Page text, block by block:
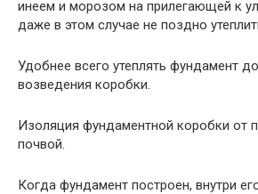
инеем и морозом на прилегающей к
даже в этом случае не поздно
Удобнее всего утеплять фундамент
возведения коробки.
Изоляция фундаментной коробки от
почвой.
Когда фундамент построен, внутри